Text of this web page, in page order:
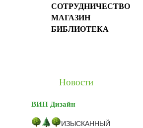
СОТРУДНИЧЕСТВО
МАГАЗИН
БИБЛИОТЕКА
Новости
ВИП Дизайн
ИЗЫСКАННЫЙ